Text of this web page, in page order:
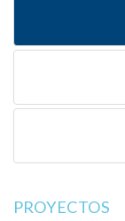
PROYECTOS